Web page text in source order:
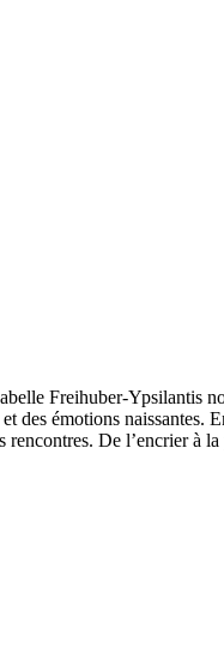
Freihuber-Ypsilantis
des émotions
rencontres. De l’encrier à